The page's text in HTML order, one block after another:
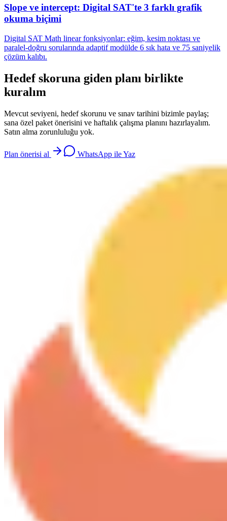
Slope ve intercept: Digital SAT'te 3 farklı grafik
okuma biçimi
Digital SAT Math linear fonksiyonlar: eğim, kesim noktası ve
paralel-doğru sorularında adaptif modülde 6 sık hata ve 75 saniyelik
çözüm kalıbı.
Hedef skoruna giden planı birlikte
kuralım
Mevcut seviyeni, hedef skorunu ve sınav tarihini bizimle paylaş;
sana özel paket önerisini ve haftalık çalışma planını hazırlayalım.
Satın alma zorunluluğu yok.
Plan önerisi al WhatsApp ile Yaz